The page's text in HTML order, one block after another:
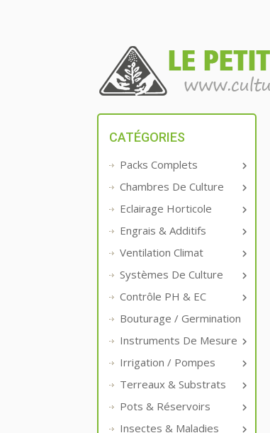
CATÉGORIES

Packs Complets

Chambres De Culture

Eclairage Horticole

Engrais & Additifs

Ventilation Climat

Systèmes De Culture

Contrôle PH & EC
Bouturage / Germination

Instruments De Mesure

Irrigation / Pompes

Terreaux & Substrats

Pots & Réservoirs

Insectes & Maladies